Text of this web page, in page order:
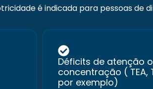
é indicada para pessoas de
Déficits de atenção
concentração ( TEA,
por exemplo)